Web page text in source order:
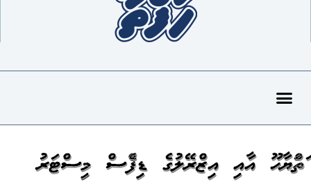
ނަތަންޔާހޫ އާއި އިޒްރޭލުގެ ޑިފެންސް މިނިސްޓަރު